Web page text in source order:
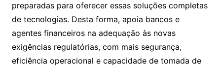
preparadas para oferecer essas soluções completas
de tecnologias. Desta forma, apoia bancos e
agentes financeiros na adequação às novas
exigências regulatórias, com mais segurança,
eficiência operacional e capacidade de tomada de